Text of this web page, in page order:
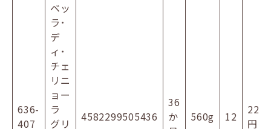
636-
407
ベッ
ラ･
デ
ィ･
チェ
リニ
ョー
ラ
グリ
4582299505436
36
か
560g 12
2200
円